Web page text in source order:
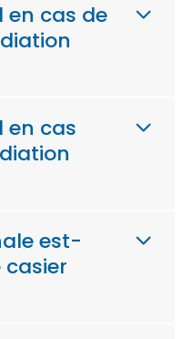
en cas de
en cas
est-
casier